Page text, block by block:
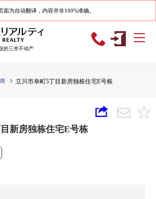
面为自动翻译，内容并非100%准确。
的三井不动产
立川市幸町5丁目新房独栋住宅E号栋
新房独栋住宅E号栋